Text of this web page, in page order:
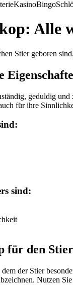
KasinoBingo
Alle
Stier geboren
geduldig
für ihre
sind:
für den Stier
der Stier
Nutzen